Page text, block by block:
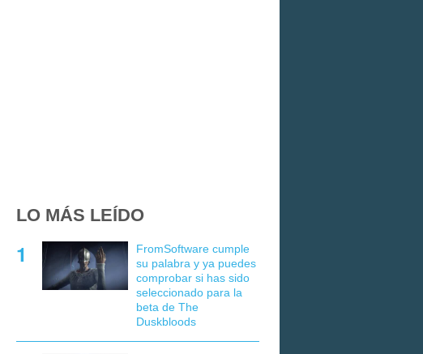
LO MÁS LEÍDO
FromSoftware cumple
su palabra y ya puedes
comprobar si has sido
seleccionado para la
beta de The
Duskbloods